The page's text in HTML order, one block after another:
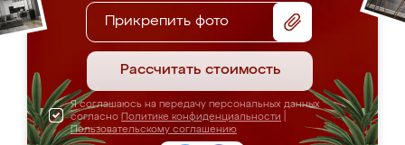
Прикрепить фото
Рассчитать стоимость
Я соглашаюсь на передачу персональных данных
согласно Политике конфиденциальности
Пользовательскому соглашению